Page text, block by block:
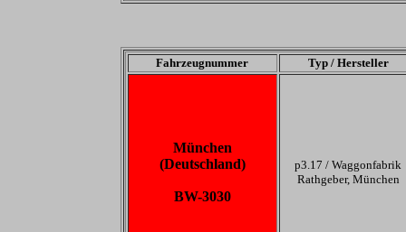
Fahrzeugnummer Typ / Hersteller
München
(Deutschland)
BW-3030
p3.17 / Waggonfabrik
Rathgeber, München